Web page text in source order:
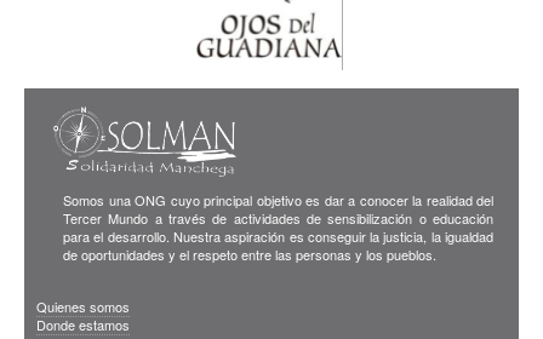
Somos una ONG cuyo principal objetivo es dar a conocer la realidad del
Tercer Mundo a través de actividades de sensibilización o educación
para el desarrollo. Nuestra aspiración es conseguir la justicia, la igualdad
de oportunidades y el respeto entre las personas y los pueblos.
Quienes somos
Donde estamos